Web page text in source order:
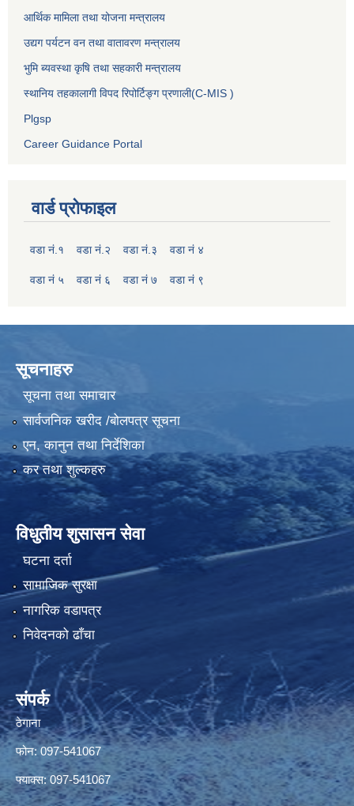
आर्थिक मामिला तथा योजना मन्त्रालय
उद्यग पर्यटन वन तथा वातावरण मन्त्रालय
भुमि ब्यवस्था कृषि तथा सहकारी मन्त्रालय
स्थानिय तहकालागी विपद रिपोर्टिङ्ग प्रणाली(C-MIS )
Plgsp
Career Guidance Portal
वार्ड प्रोफाइल
वडा नं.१ वडा नं.२ वडा नं.३ वडा नं ४
वडा नं ५ वडा नं ६ वडा नं ७ वडा नं ९
सूचनाहरु
सूचना तथा समाचार
सार्वजनिक खरीद /बोलपत्र सूचना
एन, कानुन तथा निर्देशिका
कर तथा शुल्कहरु
विधुतीय शुसासन सेवा
घटना दर्ता
सामाजिक सुरक्षा
नागरिक वडापत्र
निवेदनको ढाँचा
संपर्क
ठेगाना
फोन: 097-541067
फ्याक्स: 097-541067